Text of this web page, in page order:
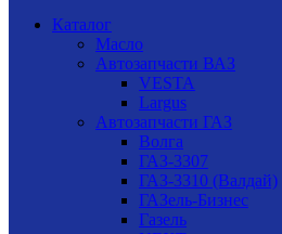
Каталог
Масло
Автозапчасти ВАЗ
VESTA
Largus
Автозапчасти ГАЗ
Волга
ГАЗ-3307
ГАЗ-3310 (Валдай)
ГАЗель-Бизнес
Газель